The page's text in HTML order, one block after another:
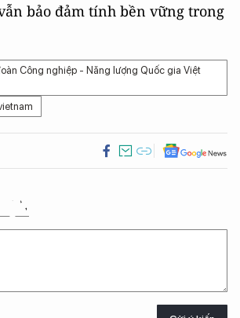
bảo đảm tính bền vững trong
Công nghiệp - Năng lượng Quốc gia Việt